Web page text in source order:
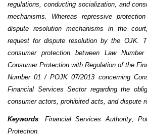
regulations, conducting socialization, and
mechanisms. Whereas repressive
dispute resolution mechanisms in the
request for dispute resolution by the OJK.
consumer protection between Law
Consumer Protection with Regulation of the
Number 01 / POJK 07/2013 concerning
Financial Services Sector regarding the
consumer actors, prohibited acts, and dispute
Keywords: Financial Services Authority;
Protection.